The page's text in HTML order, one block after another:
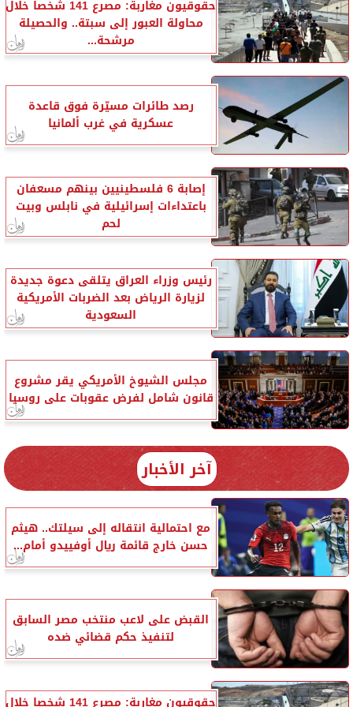
حقوقيون مغاربة: مصرع 141 شخصا خلال
محاولة العبور إلى سبتة.. والحصيلة
مرشحة...
رصد طائرات مسيّرة فوق قاعدة
عسكرية في غرب ألمانيا
إصابة 6 فلسطينيين بينهم مسعفان
باعتداءات إسرائيلية في نابلس وبيت
لحم
رئيس وزراء العراق يتلقى دعوة جديدة
لزيارة الرياض بعد الضربات الأمريكية
السعودية
مجلس الشيوخ الأمريكي يقر مشروع
قانون شامل لفرض عقوبات على روسيا
آخر الأخبار
مع احتمالية انتقاله إلى سيلتك.. هيثم
حسن خارج قائمة ريال أوفييدو أمام...
القبض على لاعب منتخب مصر السابق
لتنفيذ حكم قضائي ضده
حقوقيون مغاربة: مصرع 141 شخصا خلال